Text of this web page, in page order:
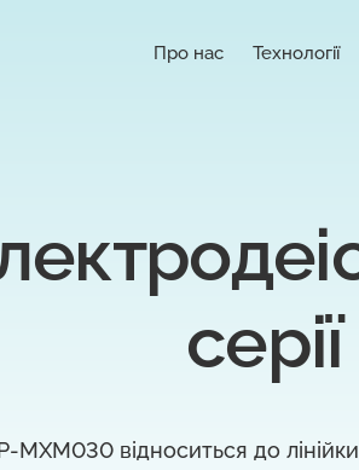
Про нас Технології
MXM030 відноситься до